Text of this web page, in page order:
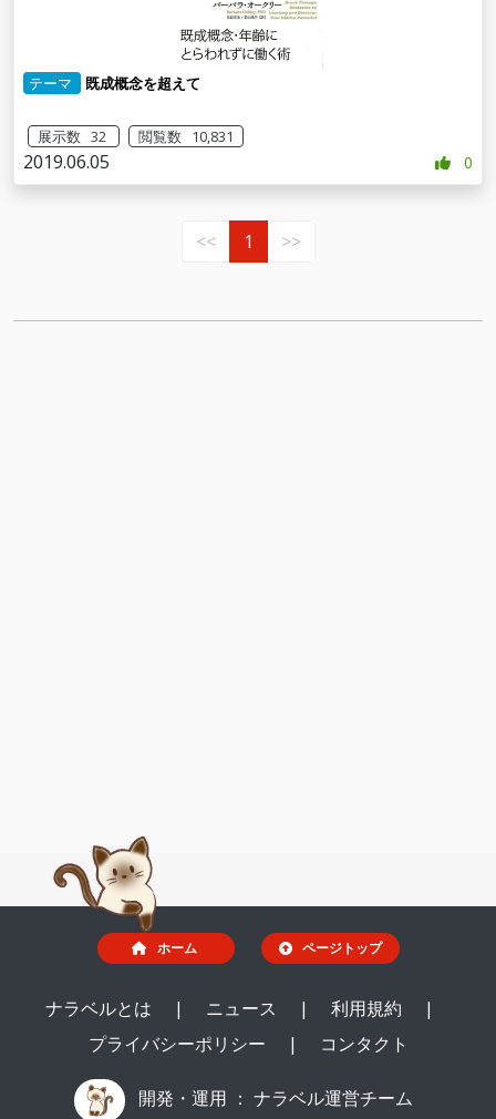
テーマ 既成概念を超えて
展示数 32 閲覧数 10,831
2019.06.05 0
<< 1 >>
ホーム ページトップ
ナラベルとは | ニュース | 利用規約
|
プライバシーポリシー
| コンタクト
開発・運用 ： ナラベル運営チーム